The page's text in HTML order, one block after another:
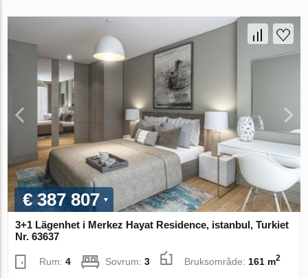
€ 387 807
3+1 Lägenhet i Merkez Hayat Residence, istanbul, Turkiet
Nr. 63637
Rum:4 Sovrum:3 Bruksområde: 161 m2